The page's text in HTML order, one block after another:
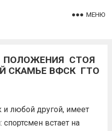
МЕНЮ
ПОЛОЖЕНИЯ СТОЯ
СКАМЬЕ ВФСК ГТО
и любой другой, имеет
встает на